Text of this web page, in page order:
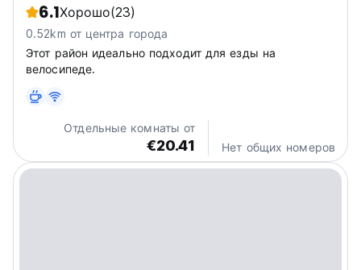
6.1Хорошо(23)
0.52km от центра города
Этот район идеально подходит для езды на
велосипеде.
Отдельные комнаты от
€20.41 Нет общих номеров